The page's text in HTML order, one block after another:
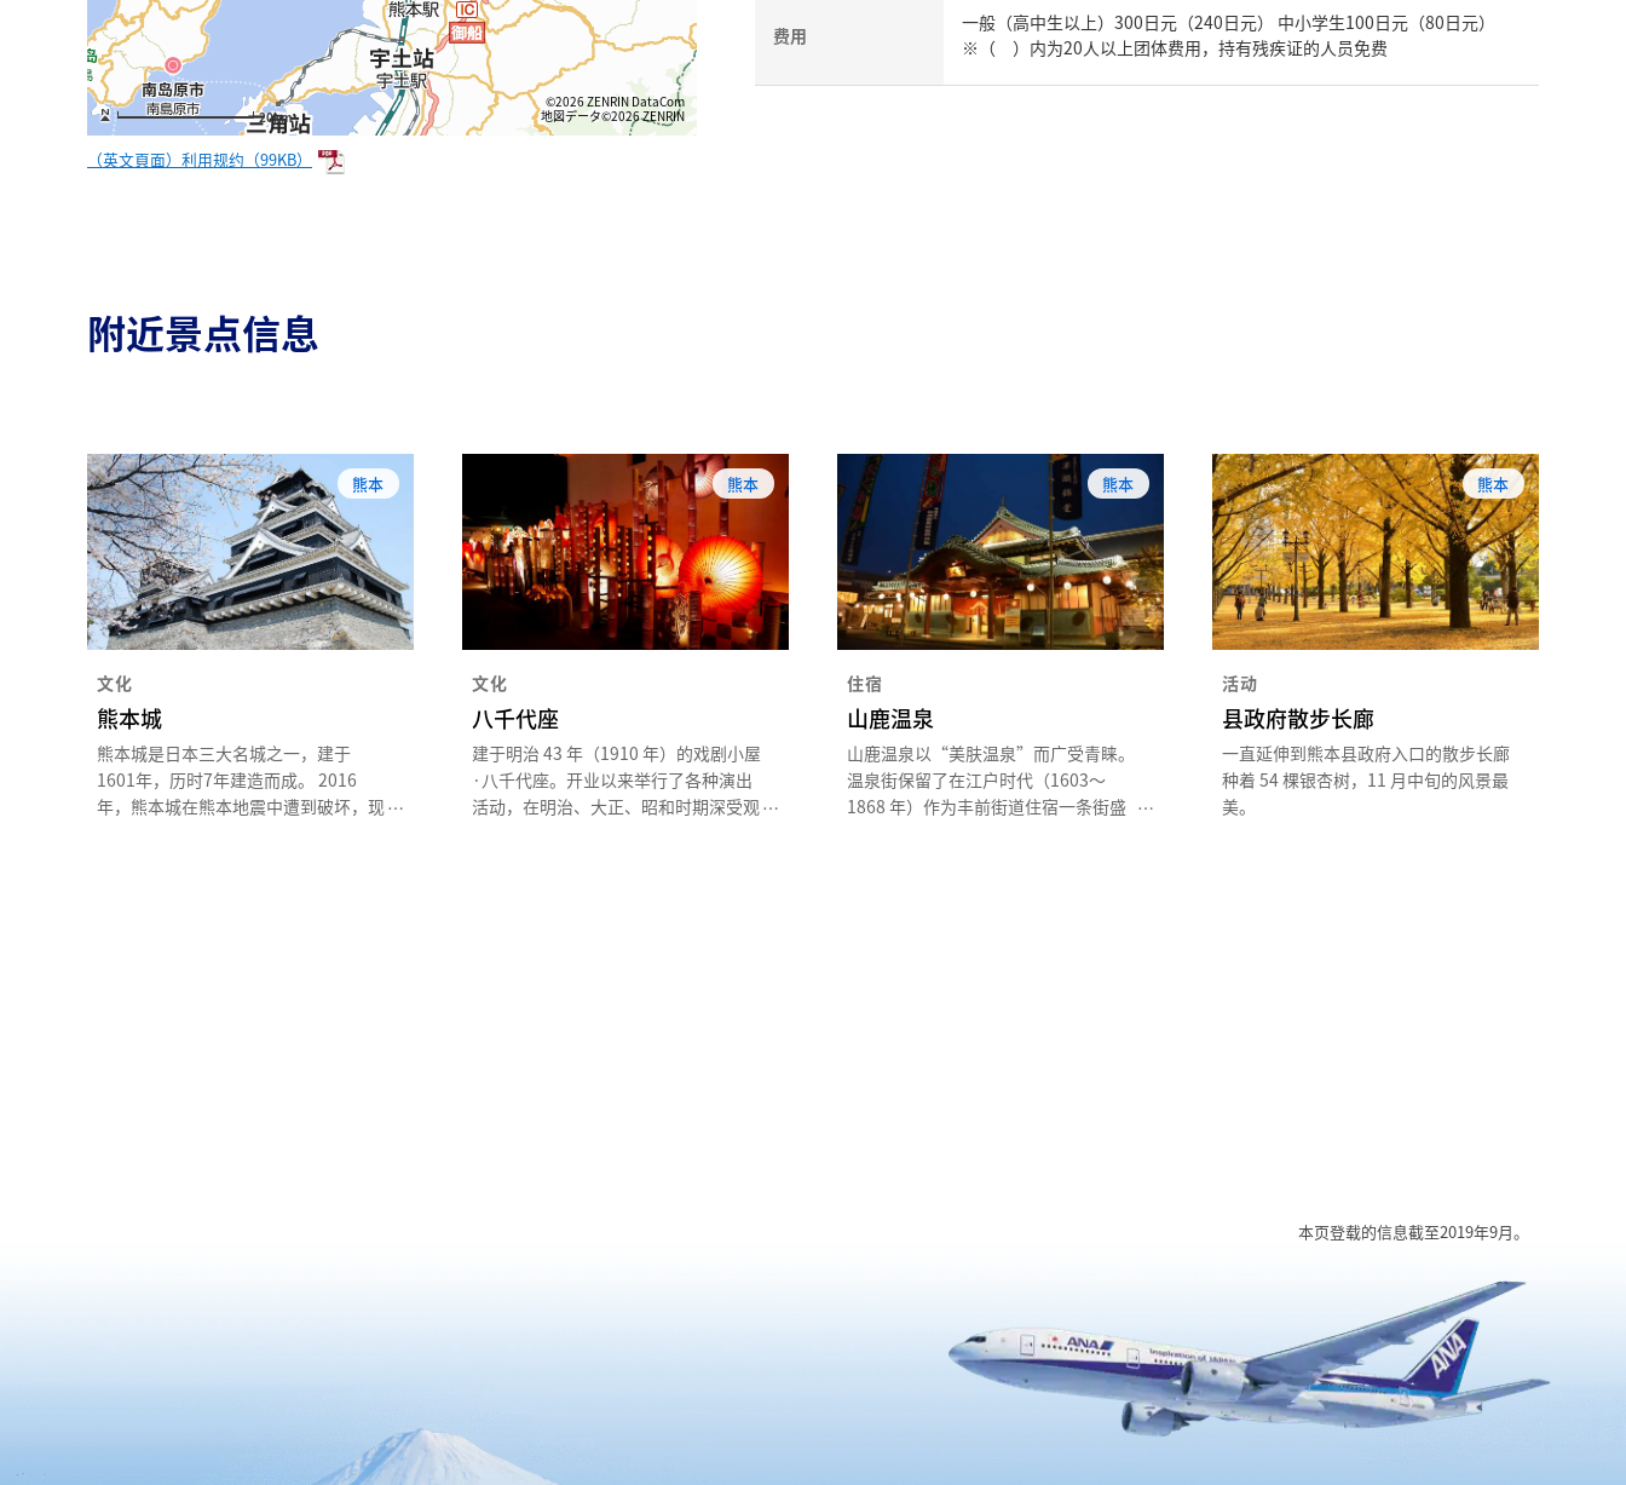
20km
©2026 ZENRIN DataCom
地図データ©2026 ZENRIN
（英文頁面）利用规约（99KB）
费用
一般（高中生以上）300日元（240日元） 中小学生100日元（80日元）
※（ ）内为20人以上团体费用，持有残疾证的人员免费
附近景点信息
熊本
文化
熊本城
熊本城是日本三大名城之一，建于
1601年，历时7年建造而成。 2016
年，熊本城在熊本地震中遭到破坏，现
熊本
文化
八千代座
建于明治 43 年（1910 年）的戏剧小屋
·八千代座。开业以来举行了各种演出
活动，在明治、大正、昭和时期深受观
熊本
住宿
山鹿温泉
山鹿温泉以“美肤温泉”而广受青睐。
温泉街保留了在江户时代（1603～
1868 年）作为丰前街道住宿一条街盛
熊本
活动
县政府散步长廊
一直延伸到熊本县政府入口的散步长廊
种着 54 棵银杏树，11 月中旬的风景最
美。
本页登载的信息截至2019年9月。